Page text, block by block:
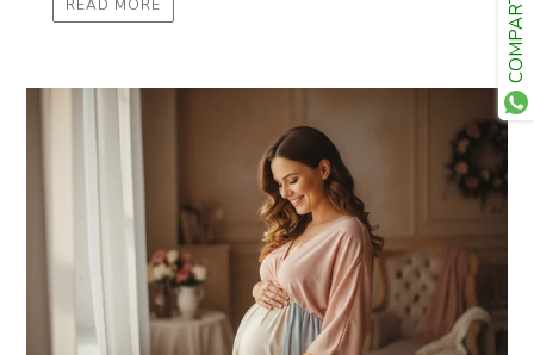
READ MORE COMPARTE